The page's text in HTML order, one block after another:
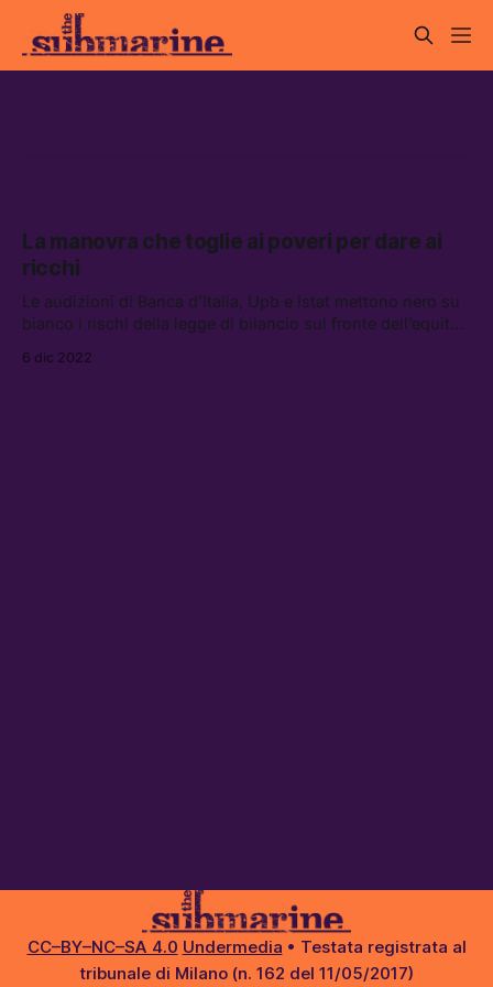
La manovra che toglie ai poveri per dare ai
ricchi
Le audizioni di Banca d’Italia, Upb e Istat mettono nero su
bianco i rischi della legge di bilancio sul fronte dell’equità
vuole sentire ragioni
6 dic 2022
CC–BY–NC–SA 4.0 Undermedia • Testata registrata al
tribunale di Milano (n. 162 del 11/05/2017)